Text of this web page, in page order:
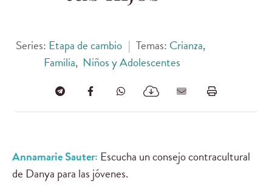
Series: Etapa de cambio | Temas: Crianza,
Familia, Niños y Adolescentes
Annamarie Sauter: Escucha un consejo contracultural
de Danya para las jóvenes.